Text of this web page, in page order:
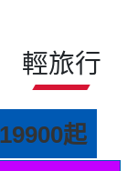
輕旅行
起